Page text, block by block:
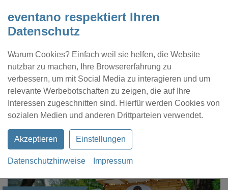
eventano respektiert Ihren
Datenschutz
Warum Cookies? Einfach weil sie helfen, die Website
nutzbar zu machen, Ihre Browsererfahrung zu
verbessern, um mit Social Media zu interagieren und um
relevante Werbebotschaften zu zeigen, die auf Ihre
Interessen zugeschnitten sind. Hierfür werden Cookies von
sozialen Medien und anderen Drittparteien verwendet.
Akzeptieren Einstellungen
Datenschutzhinweise Impressum
Kontakt Location eintragen Profil
Branchenwissen